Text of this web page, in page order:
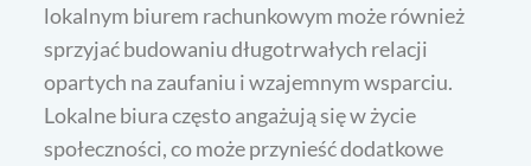
lokalnym biurem rachunkowym może również
sprzyjać budowaniu długotrwałych relacji
opartych na zaufaniu i wzajemnym wsparciu.
Lokalne biura często angażują się w życie
społeczności, co może przynieść dodatkowe